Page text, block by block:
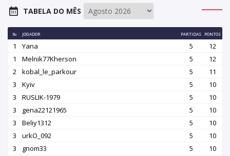
TABELA DO MÊS
№ JOGADOR PARTIDAS PONTOS
1 Yana 5
12
1
Melnik77Kherson 5
12
2
kobal_le_parkour 5
11
3
Kyiv 5
10
3
RUSLIK-1979 5
10
3
gena22121965 5
10
3
Beliy1312 5
10
3
urkO_092 5
10
3
gnom33 5
10